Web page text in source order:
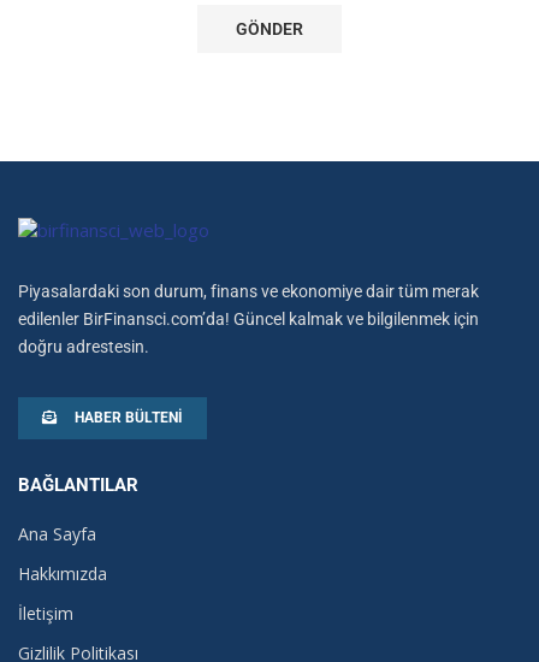
Piyasalardaki son durum, finans ve ekonomiye dair tüm merak
edilenler BirFinansci.com’da! Güncel kalmak ve bilgilenmek için
doğru adrestesin.
HABER BÜLTENI
BAĞLANTILAR
Ana Sayfa
Hakkımızda
İletişim
Gizlilik Politikası